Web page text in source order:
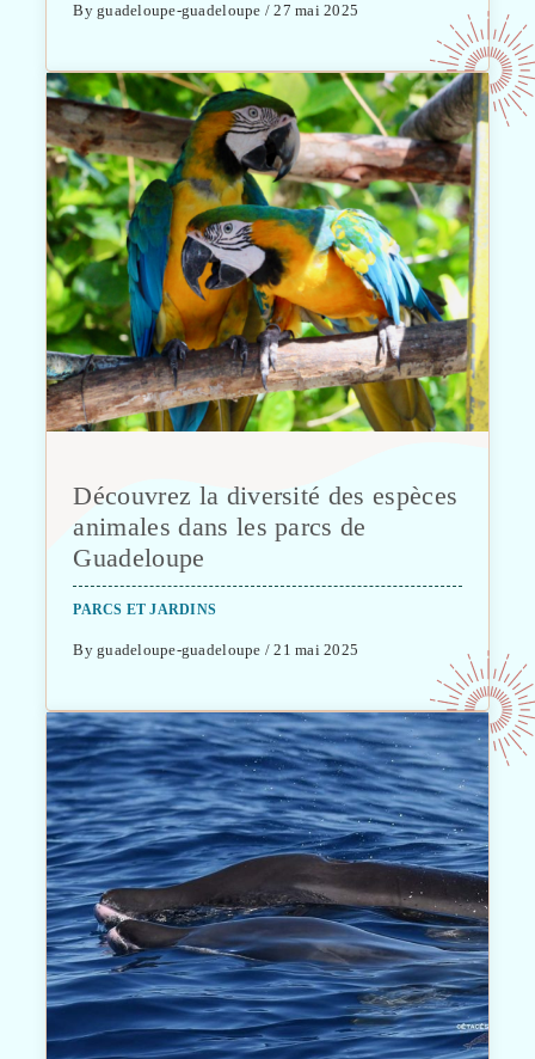
By guadeloupe-guadeloupe / 27 mai 2025
Découvrez la diversité des espèces
animales dans les parcs de
Guadeloupe
PARCS ET JARDINS
By guadeloupe-guadeloupe / 21 mai 2025